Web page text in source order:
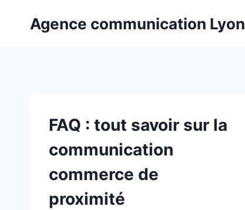
Agence communication Lyon
FAQ : tout savoir sur la
communication
commerce de
proximité